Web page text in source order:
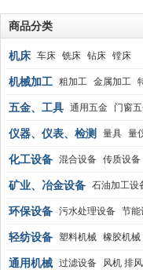
商品分类
机床 车床 铣床 钻床 镗床
机械加工 粗加工 金属加工
表面加工
五金、工具 通用五金 门窗
水暖五金 卫浴五金
仪器、仪表、检测 量具 量
仪表
化工设备 混合设备 传质设备
传热设备
矿业、冶金设备 石油加工设
冶炼设备 矿业物流设备
环保设备 污水处理设备 节能
空气净化装置 消音降噪设备
轻纺设备 塑料机械 橡胶机械
包装相关设备 包装成型机械
通用机械 过滤设备 风机 排